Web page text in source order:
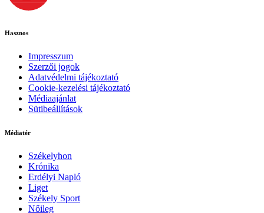
Hasznos
Impresszum
Szerzői jogok
Adatvédelmi tájékoztató
Cookie-kezelési tájékoztató
Médiaajánlat
Sütibeállítások
Médiatér
Székelyhon
Krónika
Erdélyi Napló
Liget
Székely Sport
Nőileg